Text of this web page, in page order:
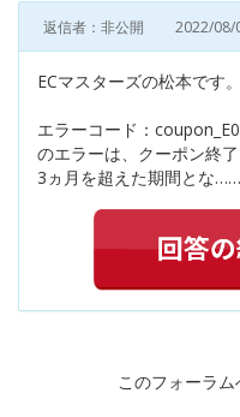
返信者：非公開 2022/08/
ECマスターズの松本です。
エラーコード：
のエラーは、クーポン終
3ヵ月を超えた期間とな
このフォーラ